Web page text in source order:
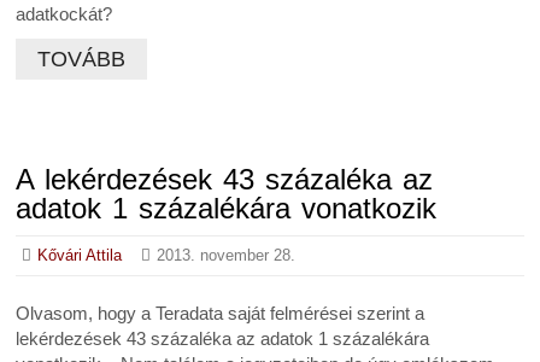
adatkockát?
TOVÁBB
A lekérdezések 43 százaléka az
adatok 1 százalékára vonatkozik
Kővári Attila 2013. november 28.
Olvasom, hogy a Teradata saját felmérései szerint a
lekérdezések 43 százaléka az adatok 1 százalékára